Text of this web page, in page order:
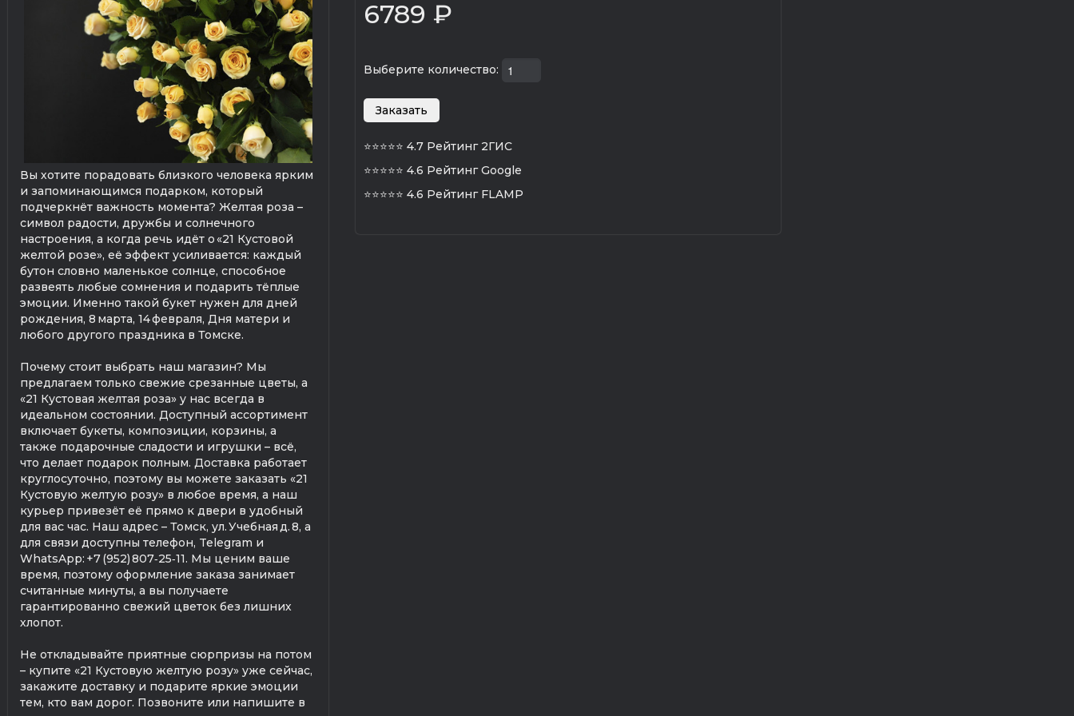
Вы хотите порадовать близкого человека ярким
и запоминающимся подарком, который
подчеркнёт важность момента? Желтая роза –
символ радости, дружбы и солнечного
настроения, а когда речь идёт о «21 Кустовой
желтой розе», её эффект усиливается: каждый
бутон словно маленькое солнце, способное
развеять любые сомнения и подарить тёплые
эмоции. Именно такой букет нужен для дней
рождения, 8 марта, 14 февраля, Дня матери и
любого другого праздника в Томске.
Почему стоит выбрать наш магазин? Мы
предлагаем только свежие срезанные цветы, а
«21 Кустовая желтая роза» у нас всегда в
идеальном состоянии. Доступный ассортимент
включает букеты, композиции, корзины, а
также подарочные сладости и игрушки – всё,
что делает подарок полным. Доставка работает
круглосуточно, поэтому вы можете заказать «21
Кустовую желтую розу» в любое время, а наш
курьер привезёт её прямо к двери в удобный
для вас час. Наш адрес – Томск, ул. Учебная д. 8, а
для связи доступны телефон, Telegram и
WhatsApp: +7 (952) 807‑25‑11. Мы ценим ваше
время, поэтому оформление заказа занимает
считанные минуты, а вы получаете
гарантированно свежий цветок без лишних
хлопот.
Не откладывайте приятные сюрпризы на потом
– купите «21 Кустовую желтую розу» уже сейчас,
закажите доставку и подарите яркие эмоции
тем, кто вам дорог. Позвоните или напишите в
6789 ₽
Выберите количество:
⭐⭐⭐⭐⭐ 4.7 Рейтинг 2ГИС
⭐⭐⭐⭐⭐ 4.6 Рейтинг Google
⭐⭐⭐⭐⭐ 4.6 Рейтинг FLAMP